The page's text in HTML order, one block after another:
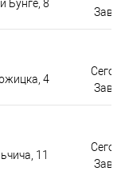
Бунге, 8
4
11